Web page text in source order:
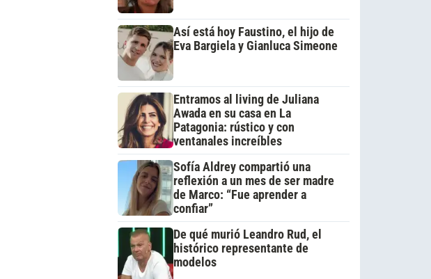
Así está hoy Faustino, el hijo de
Eva Bargiela y Gianluca Simeone
Entramos al living de Juliana
Awada en su casa en La
Patagonia: rústico y con
ventanales increíbles
Sofía Aldrey compartió una
reflexión a un mes de ser madre
de Marco: “Fue aprender a
confiar”
De qué murió Leandro Rud, el
histórico representante de
modelos